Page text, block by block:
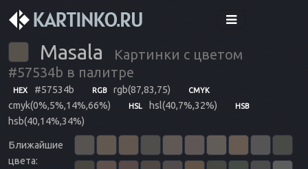
Masala
Картинки с цветом
#57534b в палитре
HEX #57534b RGB rgb(87,83,75) CMYK
cmyk(0%,5%,14%,66%) HSL hsl(40,7%,32%) HSB
hsb(40,14%,34%)
Ближайшие
цвета: